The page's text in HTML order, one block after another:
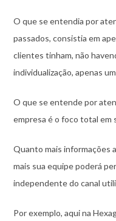
O que se entendia por
passados, consistia em
clientes tinham, não
individualização, apenas
O que se entende por
empresa é o foco total em
Quanto mais informações
mais sua equipe poderá
independente do canal
Por exemplo, aqui na